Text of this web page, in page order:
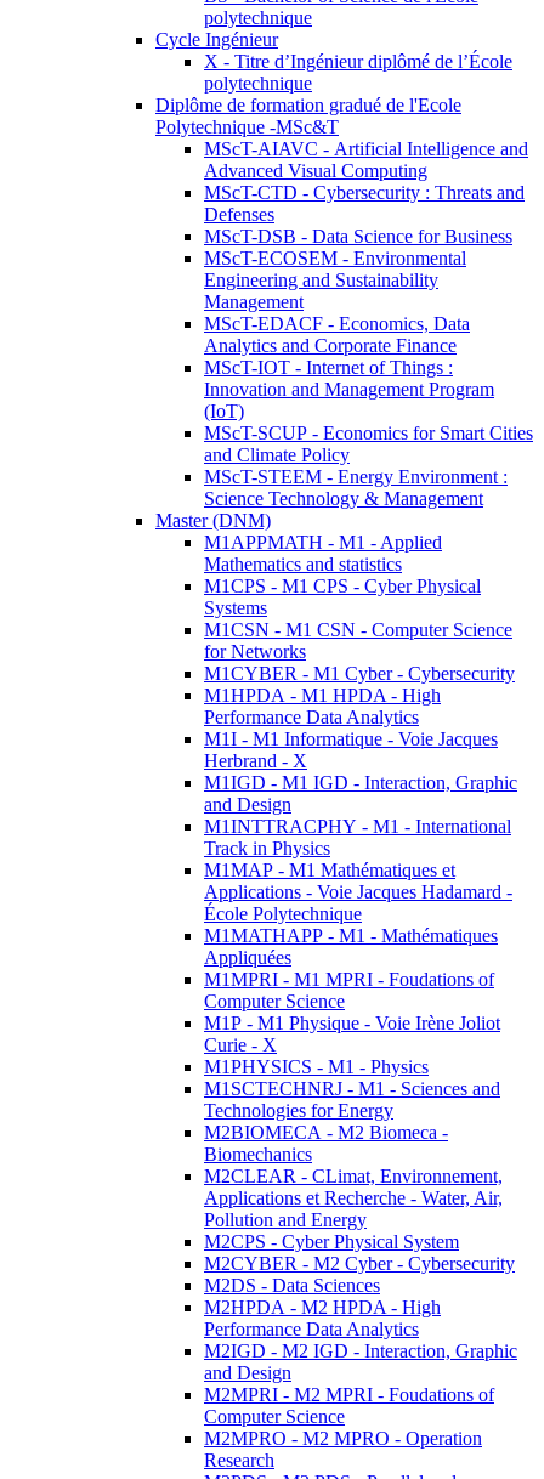
polytechnique
Cycle Ingénieur
X - Titre d’Ingénieur diplômé de l’École
polytechnique
Diplôme de formation gradué de l'Ecole
Polytechnique -MSc&T
MScT-AIAVC - Artificial Intelligence and
Advanced Visual Computing
MScT-CTD - Cybersecurity : Threats and
Defenses
MScT-DSB - Data Science for Business
MScT-ECOSEM - Environmental
Engineering and Sustainability
Management
MScT-EDACF - Economics, Data
Analytics and Corporate Finance
MScT-IOT - Internet of Things :
Innovation and Management Program
(IoT)
MScT-SCUP - Economics for Smart Cities
and Climate Policy
MScT-STEEM - Energy Environment :
Science Technology & Management
Master (DNM)
M1APPMATH - M1 - Applied
Mathematics and statistics
M1CPS - M1 CPS - Cyber Physical
Systems
M1CSN - M1 CSN - Computer Science
for Networks
M1CYBER - M1 Cyber - Cybersecurity
M1HPDA - M1 HPDA - High
Performance Data Analytics
M1I - M1 Informatique - Voie Jacques
Herbrand - X
M1IGD - M1 IGD - Interaction, Graphic
and Design
M1INTTRACPHY - M1 - International
Track in Physics
M1MAP - M1 Mathématiques et
Applications - Voie Jacques Hadamard -
École Polytechnique
M1MATHAPP - M1 - Mathématiques
Appliquées
M1MPRI - M1 MPRI - Foudations of
Computer Science
M1P - M1 Physique - Voie Irène Joliot
Curie - X
M1PHYSICS - M1 - Physics
M1SCTECHNRJ - M1 - Sciences and
Technologies for Energy
M2BIOMECA - M2 Biomeca -
Biomechanics
M2CLEAR - CLimat, Environnement,
Applications et Recherche - Water, Air,
Pollution and Energy
M2CPS - Cyber Physical System
M2CYBER - M2 Cyber - Cybersecurity
M2DS - Data Sciences
M2HPDA - M2 HPDA - High
Performance Data Analytics
M2IGD - M2 IGD - Interaction, Graphic
and Design
M2MPRI - M2 MPRI - Foudations of
Computer Science
M2MPRO - M2 MPRO - Operation
Research